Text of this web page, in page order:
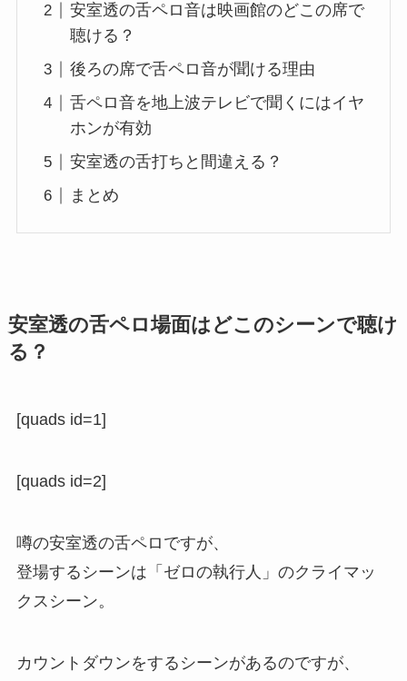
安室透の舌ペロ音は映画館のどこの席で
聴ける？
後ろの席で舌ペロ音が聞ける理由
舌ペロ音を地上波テレビで聞くにはイヤ
ホンが有効
安室透の舌打ちと間違える？
まとめ
安室透の舌ペロ場面はどこのシーンで聴け
る？
[quads id=1]
[quads id=2]
噂の安室透の舌ペロですが、
登場するシーンは「ゼロの執行人」のクライマッ
クスシーン。
カウントダウンをするシーンがあるのですが、